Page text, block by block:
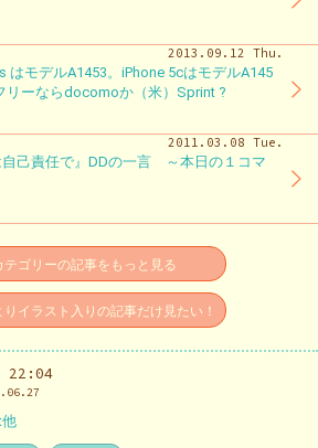
2013.09.12 Thu.
はモデルA1453。iPhone 5cはモデルA145
リーならdocomoか（米）Sprint ?
2011.03.08 Tue.
自己責任で』DDの一言 ～本日の１コマ
テゴリーの記事をもっと見る
イラスト入りの記事だけ見たい！
22:04